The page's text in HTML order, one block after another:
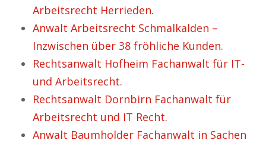
Arbeitsrecht Herrieden.
Anwalt Arbeitsrecht Schmalkalden –
Inzwischen über 38 fröhliche Kunden.
Rechtsanwalt Hofheim Fachanwalt für IT-
und Arbeitsrecht.
Rechtsanwalt Dornbirn Fachanwalt für
Arbeitsrecht und IT Recht.
Anwalt Baumholder Fachanwalt in Sachen